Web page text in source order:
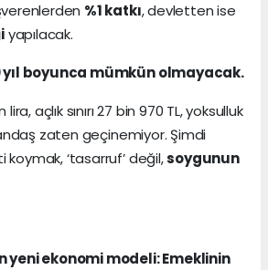
%1 katkı, devletten ise
yapılacak.
yıl boyunca mümkün olmayacak.
açlık sınırı 27 bin 970 TL, yoksulluk
zaten geçinemiyor. Şimdi
koymak, ‘tasarruf’ değil,soygunun
yeni ekonomi modeli: Emeklinin